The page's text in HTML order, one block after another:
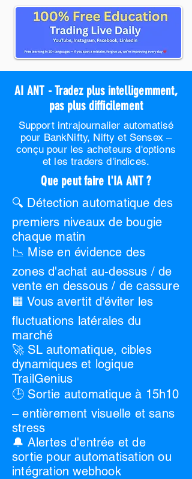
AI ANT - Tradez plus intelligemment,
pas plus difficilement
Support intrajournalier automatisé
pour BankNifty, Nifty et Sensex –
conçu pour les acheteurs d'options
et les traders d'indices.
Que peut faire l'IA ANT ?
🔍 Détection automatique des
premiers niveaux de bougie
chaque matin
📉 Mise en évidence des
zones d'achat au-dessus / de
vente en dessous / de cassure
🟧 Vous avertit d'éviter les
fluctuations latérales du
marché
🚀 SL automatique, cibles
dynamiques et logique
TrailGenius
🕒 Sortie automatique à 15h10
– entièrement visuelle et sans
stress
🔔 Alertes d'entrée et de
sortie pour automatisation ou
intégration webhook